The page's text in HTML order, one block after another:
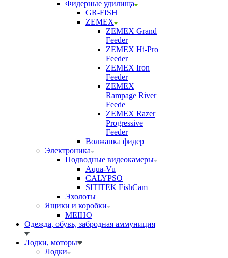
Фидерные удилища
GR-FISH
ZEMEX
ZEMEX Grand
Feeder
ZEMEX Hi-Pro
Feeder
ZEMEX Iron
Feeder
ZEMEX
Rampage River
Feede
ZEMEX Razer
Progressive
Feeder
Волжанка фидер
Электроника
Подводные видеокамеры
Aqua-Vu
CALYPSO
SITITEK FishCam
Эхолоты
Ящики и коробки
MEIHO
Одежда, обувь, забродная аммуниция
Лодки, моторы
Лодки